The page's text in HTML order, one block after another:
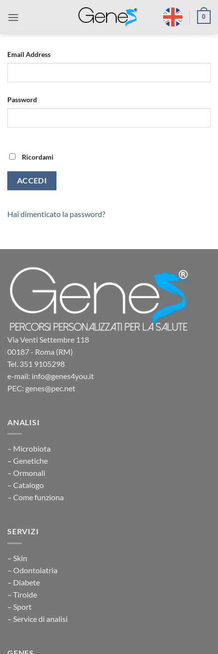
0
Email Address
Password
Ricordami
Hai dimenticato la password?
Via Venti Settembre 118
00187 - Roma (RM)
Tel. 351 9105298
e-mail: info@genes4you.it
PEC: genes@pec.net
ANALISI
– Microbiota
– Genetiche
– Ormonali
– Catalogo
– Come funziona
SERVIZI
– Skin
– Odontoiatria
– Diabete
– Tiroide
– Sport
– Service di analisi